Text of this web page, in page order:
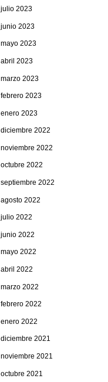
julio 2023
junio 2023
mayo 2023
abril 2023
marzo 2023
febrero 2023
enero 2023
diciembre 2022
noviembre 2022
octubre 2022
septiembre 2022
agosto 2022
julio 2022
junio 2022
mayo 2022
abril 2022
marzo 2022
febrero 2022
enero 2022
diciembre 2021
noviembre 2021
octubre 2021